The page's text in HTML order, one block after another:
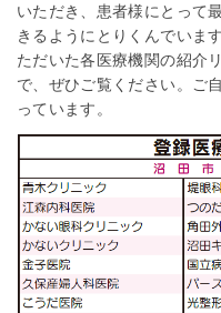
いただき、患者様にとって
きるようにとりくんでいま
ただいた各医療機関の紹介
で、ぜひご覧ください。ご
っています。